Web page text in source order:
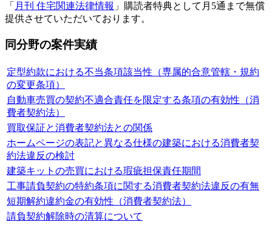
「 月刊 住宅関連法律情報 」購読者特典として月5通まで無償
提供させていただいております。
同分野の案件実績
定型約款における不当条項該当性（専属的合意管轄・規約
の変更条項）
自動車売買の契約不適合責任を限定する条項の有効性（消
費者契約法）
買取保証と消費者契約法との関係
ホームページの表記と異なる仕様の建築における消費者契
約法違反の検討
建築キットの売買における瑕疵担保責任期間
工事請負契約の特約条項に関する消費者契約法違反の有無
短期解約違約金の有効性（消費者契約法）
請負契約解除時の清算について